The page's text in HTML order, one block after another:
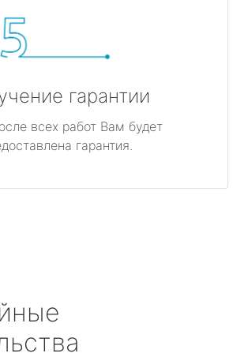
гарантии
всех работ Вам будет
гарантия.